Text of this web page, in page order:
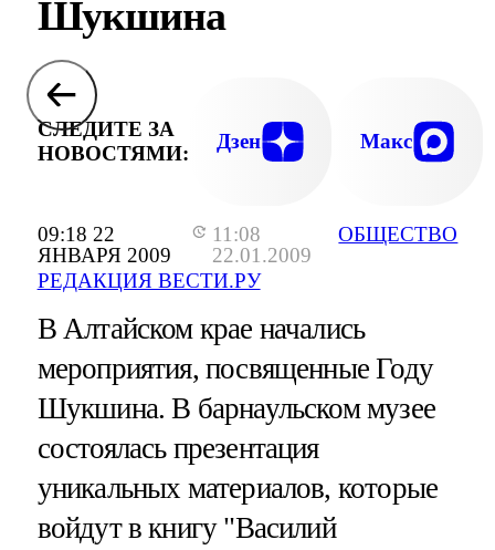
09:18 22
ЯНВАРЯ 2009
11:08
22.01.2009
РЕДАКЦИЯ ВЕСТИ.РУ
ОБЩЕСТВО
Шукшина
СЛЕДИТЕ ЗА
НОВОСТЯМИ:
Дзен Макс
В Алтайском крае начались
мероприятия, посвященные Году
Шукшина. В барнаульском музее
состоялась презентация
уникальных материалов, которые
войдут в книгу "Василий